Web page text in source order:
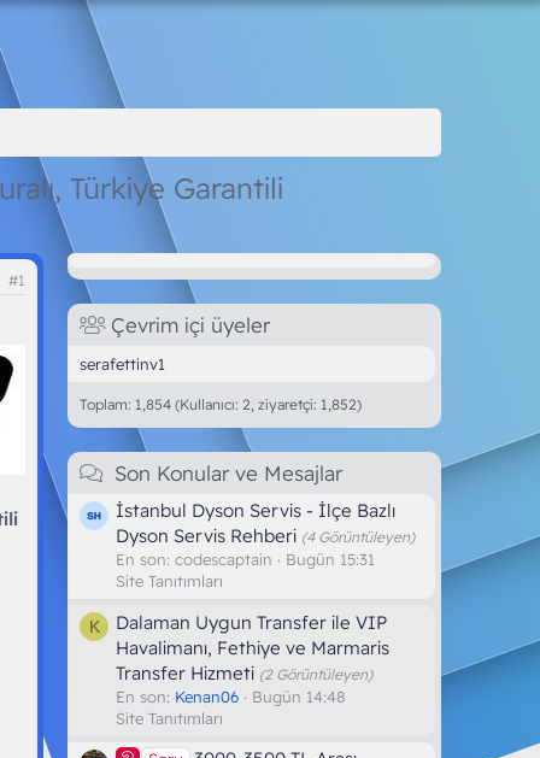
Türkiye Garantili
#1
Çevrim içi üyeler
serafettinv1
Toplam: 1,854 (Kullanıcı: 2, ziyaretçi: 1,852)
Son Konular ve Mesajlar
İstanbul Dyson Servis - İlçe Bazlı
Dyson Servis Rehberi (4 Görüntüleyen)
En son: codescaptain
Bugün 15:31
Site Tanıtımları
K
Dalaman Uygun Transfer ile VIP
Havalimanı, Fethiye ve Marmaris
Transfer Hizmeti (2 Görüntüleyen)
En son: Kenan06
Bugün 14:48
Site Tanıtımları